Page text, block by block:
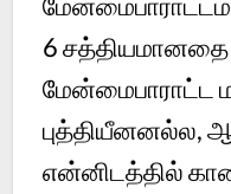
6சத்தியமானதை
மேன்மைபாராட்ட
புத்தியீனனல்ல,
என்னிடத்தில்